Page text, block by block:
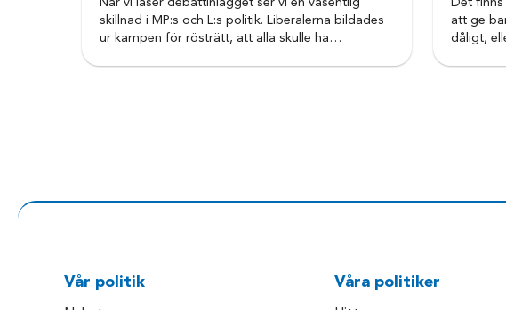
När vi läser debattinlägget ser vi en väsentlig
skillnad i MP:s och L:s politik. Liberalerna bildades
ur kampen för rösträtt, att alla skulle ha…
Det
att ge
dåligt,
Vår politik Våra politiker